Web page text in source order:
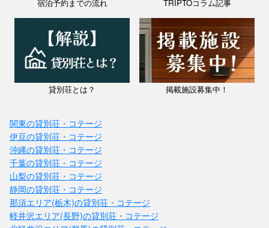
宿泊予約までの流れ TRIPTOコラム記事
貸別荘とは？ 掲載施設募集中！
関東の貸別荘・コテージ
伊豆の貸別荘・コテージ
沖縄の貸別荘・コテージ
千葉の貸別荘・コテージ
山梨の貸別荘・コテージ
静岡の貸別荘・コテージ
那須エリア(栃木)の貸別荘・コテージ
軽井沢エリア(長野)の貸別荘・コテージ